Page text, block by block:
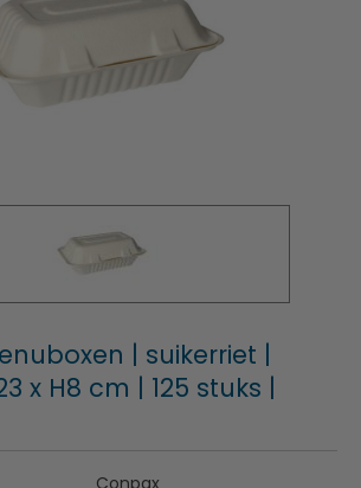
| suikerriet |
x H8 cm | 125 stuks |